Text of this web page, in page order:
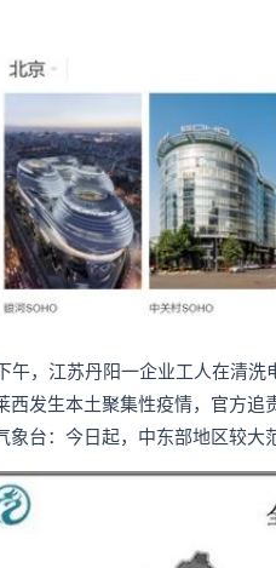
午，江苏丹阳一企业工人在清洗
西发生本土聚集性疫情，官方追
象台：今日起，中东部地区较大